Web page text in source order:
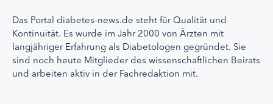
Das Portal diabetes-news.de steht für Qualität und
Kontinuität. Es wurde im Jahr 2000 von Ärzten mit
langjähriger Erfahrung als Diabetologen gegründet. Sie
sind noch heute Mitglieder des wissenschaftlichen Beirats
und arbeiten aktiv in der Fachredaktion mit.